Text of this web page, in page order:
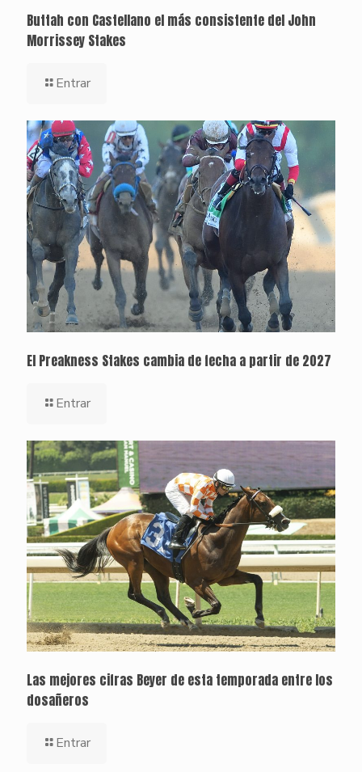
Buttah con Castellano el más consistente del John
Morrissey Stakes
Entrar
El Preakness Stakes cambia de fecha a partir de 2027
Entrar
Las mejores cifras Beyer de esta temporada entre los
dosañeros
Entrar